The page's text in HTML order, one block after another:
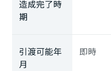
造成完了時
期
引渡可能年
月
即時